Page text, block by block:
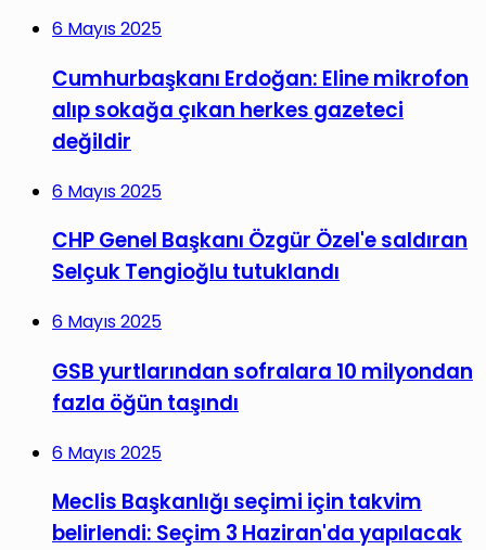
6 Mayıs 2025
Cumhurbaşkanı Erdoğan: Eline mikrofon
alıp sokağa çıkan herkes gazeteci
değildir
6 Mayıs 2025
CHP Genel Başkanı Özgür Özel'e saldıran
Selçuk Tengioğlu tutuklandı
6 Mayıs 2025
GSB yurtlarından sofralara 10 milyondan
fazla öğün taşındı
6 Mayıs 2025
Meclis Başkanlığı seçimi için takvim
belirlendi: Seçim 3 Haziran'da yapılacak